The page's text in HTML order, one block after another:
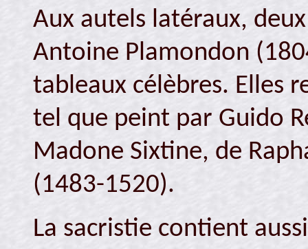
Aux autels latéraux,
Antoine Plamondon
tableaux célèbres. Elles
tel que peint par Guido
Madone Sixtine, de
(1483-1520).
La sacristie contient